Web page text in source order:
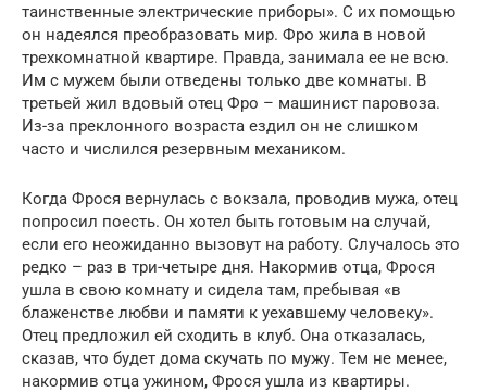
таинственные электрические приборы». С их помощью
он надеялся преобразовать мир. Фро жила в новой
трехкомнатной квартире. Правда, занимала ее не всю.
Им с мужем были отведены только две комнаты. В
третьей жил вдовый отец Фро – машинист паровоза.
Из-за преклонного возраста ездил он не слишком
часто и числился резервным механиком.
Когда Фрося вернулась с вокзала, проводив мужа, отец
попросил поесть. Он хотел быть готовым на случай,
если его неожиданно вызовут на работу. Случалось это
редко – раз в три-четыре дня. Накормив отца, Фрося
ушла в свою комнату и сидела там, пребывая «в
блаженстве любви и памяти к уехавшему человеку».
Отец предложил ей сходить в клуб. Она отказалась,
сказав, что будет дома скучать по мужу. Тем не менее,
накормив отца ужином, Фрося ушла из квартиры.